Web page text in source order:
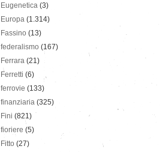
Eugenetica (3)
Europa (1.314)
Fassino (13)
federalismo (167)
Ferrara (21)
Ferretti (6)
ferrovie (133)
finanziaria (325)
Fini (821)
fioriere (5)
Fitto (27)